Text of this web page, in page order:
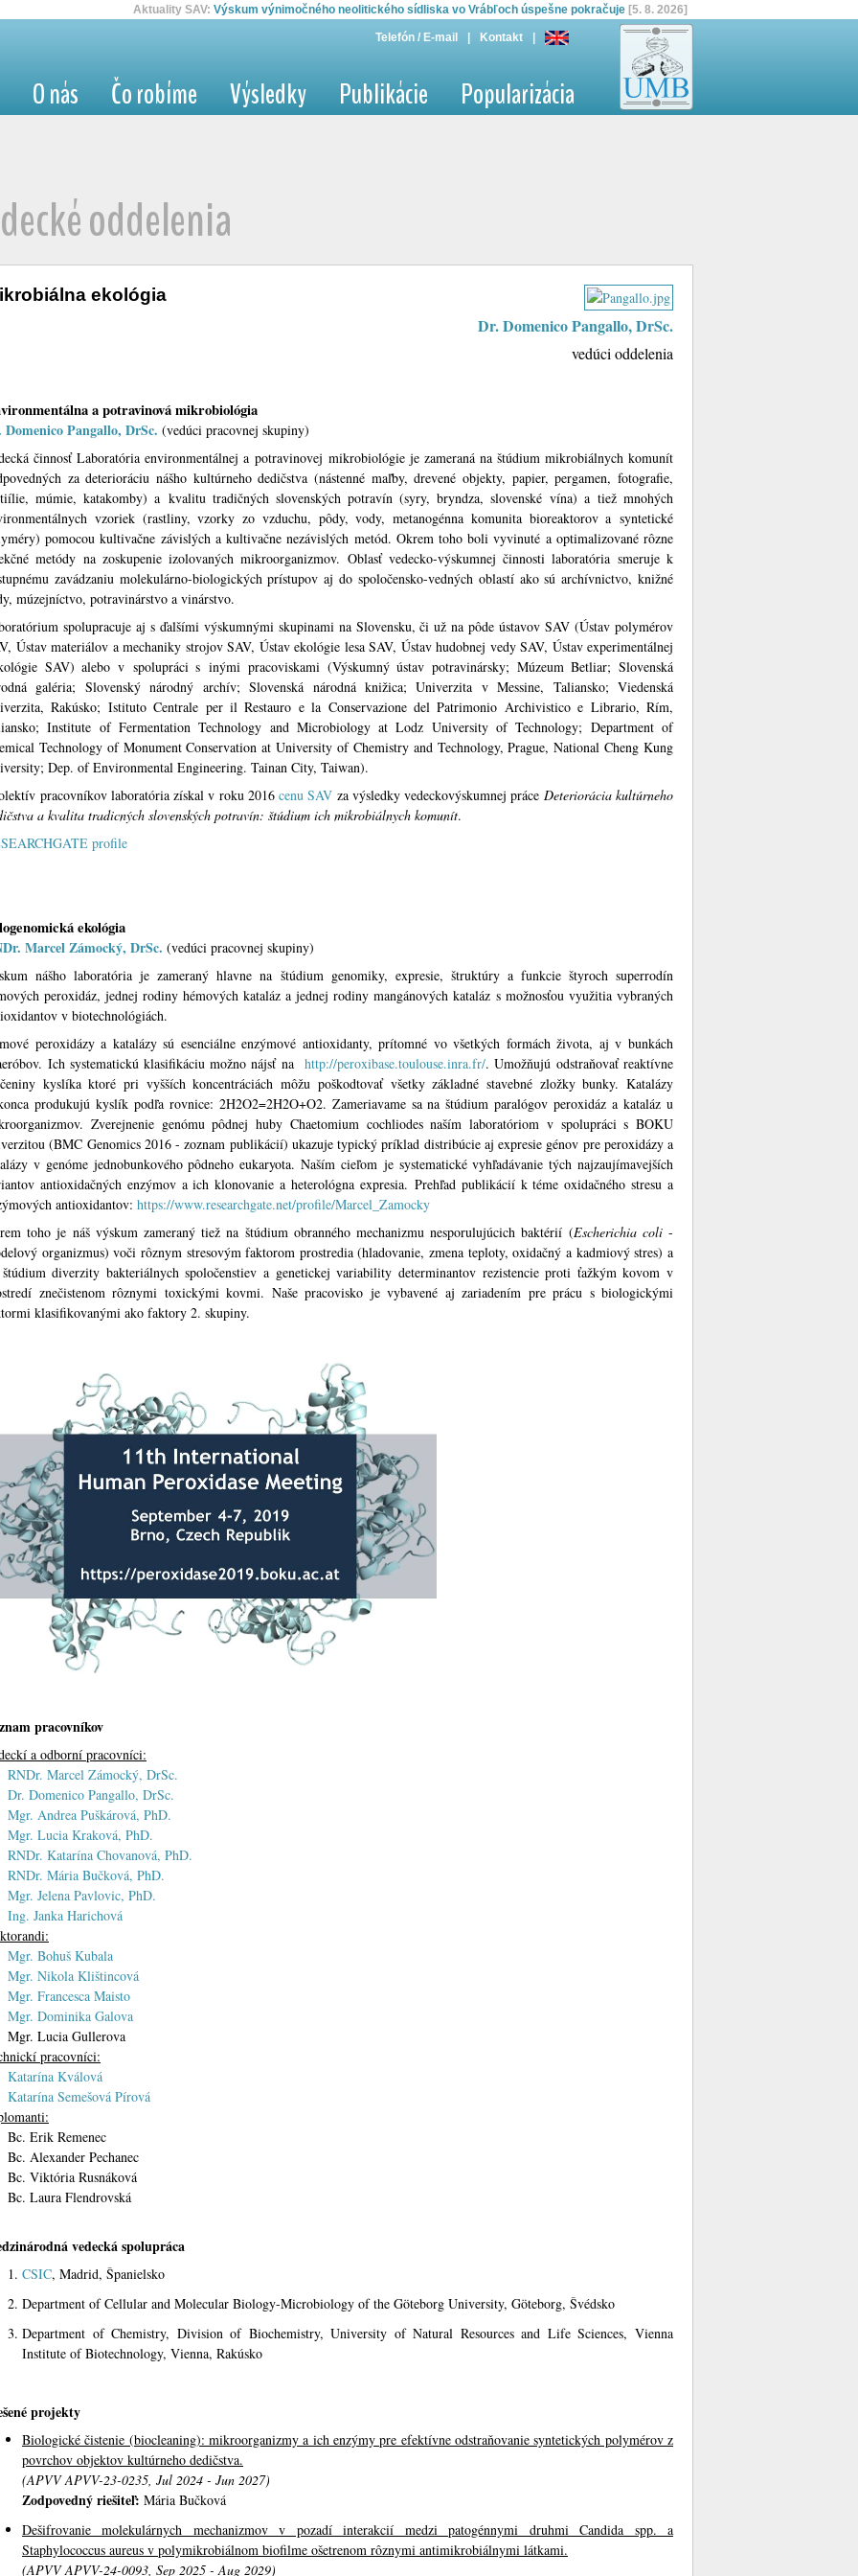
Výskum výnimočného neolitického sídliska vo Vrábľoch úspešne pokračuje[5. 8. 2026]
Aktuality SAV:SAV otvorila v júli svoje laboratóriá mladým vedeckým talentom[31. 7. 2026]
Telefón / E-mail Kontakt
O nás Čo robíme Výsledky Publikácie Popularizácia
oddelenia
ekológia
Dr. Domenico Pangallo, DrSc.
vedúci oddelenia
a potravinová mikrobiológia
Domenico Pangallo, DrSc. (vedúci pracovnej skupiny)
činnosť Laboratória environmentálnej a potravinovej mikrobiológie je zameraná na štúdium mikrobiálnych komunít
za deterioráciu nášho kultúrneho dedičstva (nástenné maľby, drevené objekty, papier, pergamen, fotografie,
múmie, katakomby) a kvalitu tradičných slovenských potravín (syry, bryndza, slovenské vína) a tiež mnohých
vzoriek (rastliny, vzorky zo vzduchu, pôdy, vody, metanogénna komunita bioreaktorov a syntetické
pomocou kultivačne závislých a kultivačne nezávislých metód. Okrem toho boli vyvinuté a optimalizované rôzne
metódy na zoskupenie izolovaných mikroorganizmov. Oblasť vedecko-výskumnej činnosti laboratória smeruje k
zavádzaniu molekulárno-biologických prístupov aj do spoločensko-vedných oblastí ako sú archívnictvo, knižné
múzejníctvo, potravinárstvo a vinárstvo.
spolupracuje aj s ďalšími výskumnými skupinami na Slovensku, či už na pôde ústavov SAV (Ústav polymérov
Ústav materiálov a mechaniky strojov SAV, Ústav ekológie lesa SAV, Ústav hudobnej vedy SAV, Ústav experimentálnej
SAV) alebo v spolupráci s inými pracoviskami (Výskumný ústav potravinársky; Múzeum Betliar; Slovenská
galéria; Slovenský národný archív; Slovenská národná knižica; Univerzita v Messine, Taliansko; Viedenská
Rakúsko; Istituto Centrale per il Restauro e la Conservazione del Patrimonio Archivistico e Librario, Rím,
Institute of Fermentation Technology and Microbiology at Lodz University of Technology; Department of
Technology of Monument Conservation at University of Chemistry and Technology, Prague, National Cheng Kung
Dep. of Environmental Engineering. Tainan City, Taiwan).
pracovníkov laboratória získal v roku 2016cenu SAV za výsledky vedeckovýskumnej práce Deteriorácia kultúrneho
a kvalita tradicných slovenských potravín: štúdium ich mikrobiálnych komunít.
profile
ekológia
Marcel Zámocký, DrSc. (vedúci pracovnej skupiny)
nášho laboratória je zameraný hlavne na štúdium genomiky, expresie, štruktúry a funkcie štyroch superrodín
peroxidáz, jednej rodiny hémových kataláz a jednej rodiny mangánových kataláz s možnosťou využitia vybraných
v biotechnológiách.
peroxidázy a katalázy sú esenciálne enzýmové antioxidanty, prítomné vo všetkých formách života, aj v bunkách
Ich systematickú klasifikáciu možno nájsť na http://peroxibase.toulouse.inra.fr/. Umožňujú odstraňovať reaktívne
kyslíka ktoré pri vyšších koncentráciách môžu poškodtovať všetky základné stavebné zložky bunky. Katalázy
produkujú kyslík podľa rovnice: 2H2O2=2H2O+O2. Zameriavame sa na štúdium paralógov peroxidáz a kataláz u
Zverejnenie genómu pôdnej huby Chaetomium cochliodes naším laboratóriom v spolupráci s BOKU
(BMC Genomics 2016 - zoznam publikácií) ukazuje typický príklad distribúcie aj expresie génov pre peroxidázy a
v genóme jednobunkového pôdneho eukaryota. Naším cieľom je systematické vyhľadávanie tých najzaujímavejších
antioxidačných enzýmov a ich klonovanie a heterológna expresia. Prehľad publikácií k téme oxidačného stresu a
antioxidantov: https://www.researchgate.net/profile/Marcel_Zamocky
toho je náš výskum zameraný tiež na štúdium obranného mechanizmu nesporulujúcich baktérií (Escherichia coli-
organizmus) voči rôznym stresovým faktorom prostredia (hladovanie, zmena teploty, oxidačný a kadmiový stres) a
diverzity bakteriálnych spoločenstiev a genetickej variability determinantov rezistencie proti ťažkým kovom v
znečistenom rôznymi toxickými kovmi. Naše pracovisko je vybavené aj zariadením pre prácu s biologickými
klasifikovanými ako faktory 2. skupiny.
pracovníkov
a odborní pracovníci:
RNDr. Marcel Zámocký, DrSc.
Dr. Domenico Pangallo, DrSc.
Mgr. Andrea Puškárová, PhD.
Mgr. Lucia Kraková, PhD.
RNDr. Katarína Chovanová, PhD.
RNDr. Mária Bučková, PhD.
Mgr. Jelena Pavlovic, PhD.
Ing. Janka Harichová
Mgr. Bohuš Kubala
Mgr. Nikola Klištincová
Mgr. Francesca Maisto
Mgr. Dominika Galova
Lucia Gullerova
pracovníci:
Katarína Kválová
Katarína Semešová Pírová
Erik Remenec
Alexander Pechanec
Viktória Rusnáková
Laura Flendrovská
vedecká spolupráca
CSIC, Madrid, Španielsko
Department of Cellular and Molecular Biology-Microbiology of the Göteborg University, Göteborg, Švédsko
Department of Chemistry, Division of Biochemistry, University of Natural Resources and Life Sciences, Vienna
Institute of Biotechnology, Vienna, Rakúsko
projekty
Biologické čistenie (biocleaning): mikroorganizmy a ich enzýmy pre efektívne odstraňovanie syntetických polymérov z
povrchov objektov kultúrneho dedičstva.
(APVV APVV-23-0235, Jul 2024 - Jun 2027)
Zodpovedný riešiteľ: Mária Bučková
Dešifrovanie molekulárnych mechanizmov v pozadí interakcií medzi patogénnymi druhmi Candida spp. a
Staphylococcus aureus v polymikrobiálnom biofilme ošetrenom rôznymi antimikrobiálnymi látkami.
(APVV APVV-24-0093, Sep 2025 - Aug 2029)